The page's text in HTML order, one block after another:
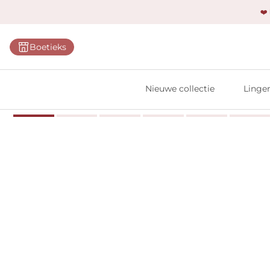
❤️
Boetieks
Nieuwe collectie